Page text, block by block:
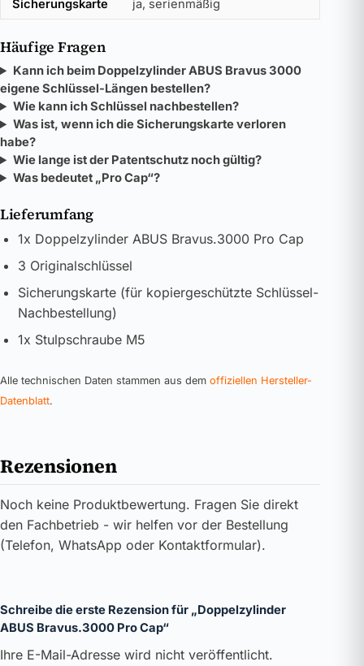
Sicherungskarte ja, serienmäßig
Häufige Fragen
Kann ich beim Doppelzylinder ABUS Bravus 3000
eigene Schlüssel-Längen bestellen?
Wie kann ich Schlüssel nachbestellen?
Was ist, wenn ich die Sicherungskarte verloren
habe?
Wie lange ist der Patentschutz noch gültig?
Was bedeutet „Pro Cap“?
Lieferumfang
1x Doppelzylinder ABUS Bravus.3000 Pro Cap
3 Originalschlüssel
Sicherungskarte (für kopiergeschützte Schlüssel-
Nachbestellung)
1x Stulpschraube M5
Alle technischen Daten stammen aus dem offiziellen Hersteller-
Datenblatt.
Rezensionen
Noch keine Produktbewertung. Fragen Sie direkt
den Fachbetrieb - wir helfen vor der Bestellung
(Telefon, WhatsApp oder Kontaktformular).
Schreibe die erste Rezension für „Doppelzylinder
ABUS Bravus.3000 Pro Cap“
Ihre E-Mail-Adresse wird nicht veröffentlicht.